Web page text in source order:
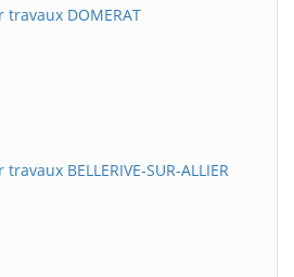
DOMERAT
BELLERIVE-SUR-ALLIER